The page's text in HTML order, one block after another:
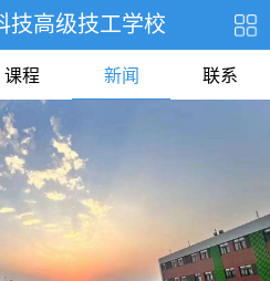
技高级技工学校
课程 新闻 联系